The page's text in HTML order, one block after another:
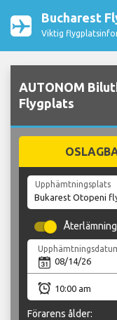
Bucharest
Viktig
AUTONOM
Flygplats
Upphämtningsplats
Förarens ålder: